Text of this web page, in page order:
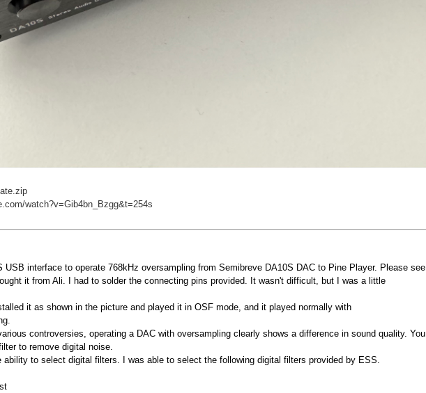
watch?v=Gib4bn_Bzgg&t=254s
USB interface to operate 768kHz oversampling from Semibreve DA10S DAC to Pine Player. Please see
it from Ali. I had to solder the connecting pins provided. It wasn't difficult, but I was a little
it as shown in the picture and played it in OSF mode, and it played normally with
controversies, operating a DAC with oversampling clearly shows a difference in sound quality. You
to remove digital noise.
ability to select digital filters. I was able to select the following digital filters provided by ESS.